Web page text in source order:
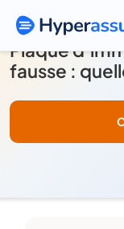
Plaque
fausse :